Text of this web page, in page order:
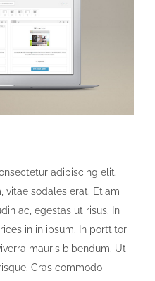
adipiscing elit.
vitae sodales erat. Etiam
ac, egestas ut risus. In
in in ipsum. In porttitor
mauris bibendum. Ut
Cras commodo